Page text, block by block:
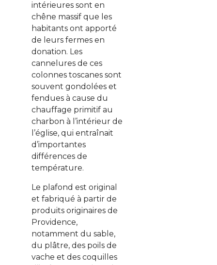
intérieures sont en
chêne massif que les
habitants ont apporté
de leurs fermes en
donation. Les
cannelures de ces
colonnes toscanes sont
souvent gondolées et
fendues à cause du
chauffage primitif au
charbon à l’intérieur de
l’église, qui entraînait
d’importantes
différences de
température.
Le plafond est original
et fabriqué à partir de
produits originaires de
Providence,
notamment du sable,
du plâtre, des poils de
vache et des coquilles